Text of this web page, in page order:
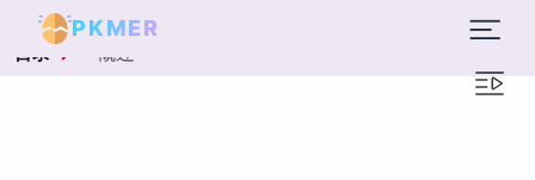
PKMER
目录 概述